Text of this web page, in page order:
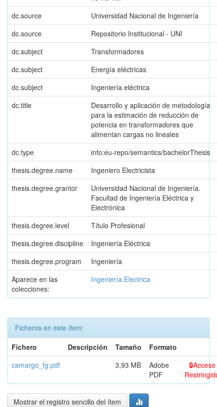
dc.source
Universidad Nacional de Ingeniería
dc.source
Repositorio Institucional - UNI
dc.subject
Transformadores
dc.subject
Energía eléctricas
dc.subject
Ingeniería eléctrica
dc.title
Desarrollo y aplicación de metodología
para la estimación de reducción de
potencia en transformadores que
alimentan cargas no lineales
dc.type
info:eu-repo/semantics/bachelorThesis
thesis.degree.name
Ingeniero Electricista
thesis.degree.grantor
Universidad Nacional de Ingeniería.
Facultad de Ingeniería Eléctrica y
Electrónica
thesis.degree.level
Título Profesional
thesis.degree.discipline
Ingeniería Eléctrica
thesis.degree.program
Ingeniería
Aparece en las
colecciones:
Ingeniería Electrica
Ficheros en este ítem:
Fichero
Descripción Tamaño
Formato
camargo_fg.pdf
3,93 MB
Adobe
PDF
Acceso
Mostrar el registro sencillo del ítem